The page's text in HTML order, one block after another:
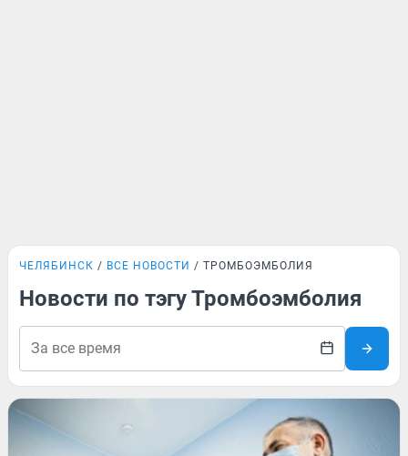
ЧЕЛЯБИНСК ВСЕ НОВОСТИ ТРОМБОЭМБОЛИЯ
Новости по тэгу Тромбоэмболия